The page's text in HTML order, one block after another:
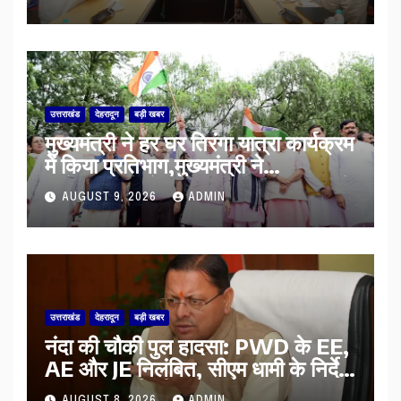
उत्तराखंड देहरादून बड़ी खबर
मुख्यमंत्री ने हर घर तिरंगा यात्रा कार्यक्रम
में किया प्रतिभाग,मुख्यमंत्री ने
प्रदेशवासियों से स्वतंत्रता दिवस पर अपने
घरों में तिरंगा फहराने का किया आवाह्न
AUGUST 9, 2026 ADMIN
उत्तराखंड देहरादून बड़ी खबर
नंदा की चौकी पुल हादसा: PWD के EE,
AE और JE निलंबित, सीएम धामी के निर्देश
पर सख्त कार्रवाई